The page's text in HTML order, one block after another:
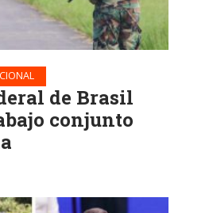
de Brasil
conjunto